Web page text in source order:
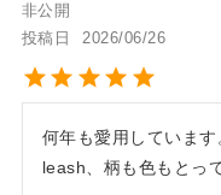
非公開
投稿日
2026/06/26
何年も愛用していま
leash、柄も色もとっ